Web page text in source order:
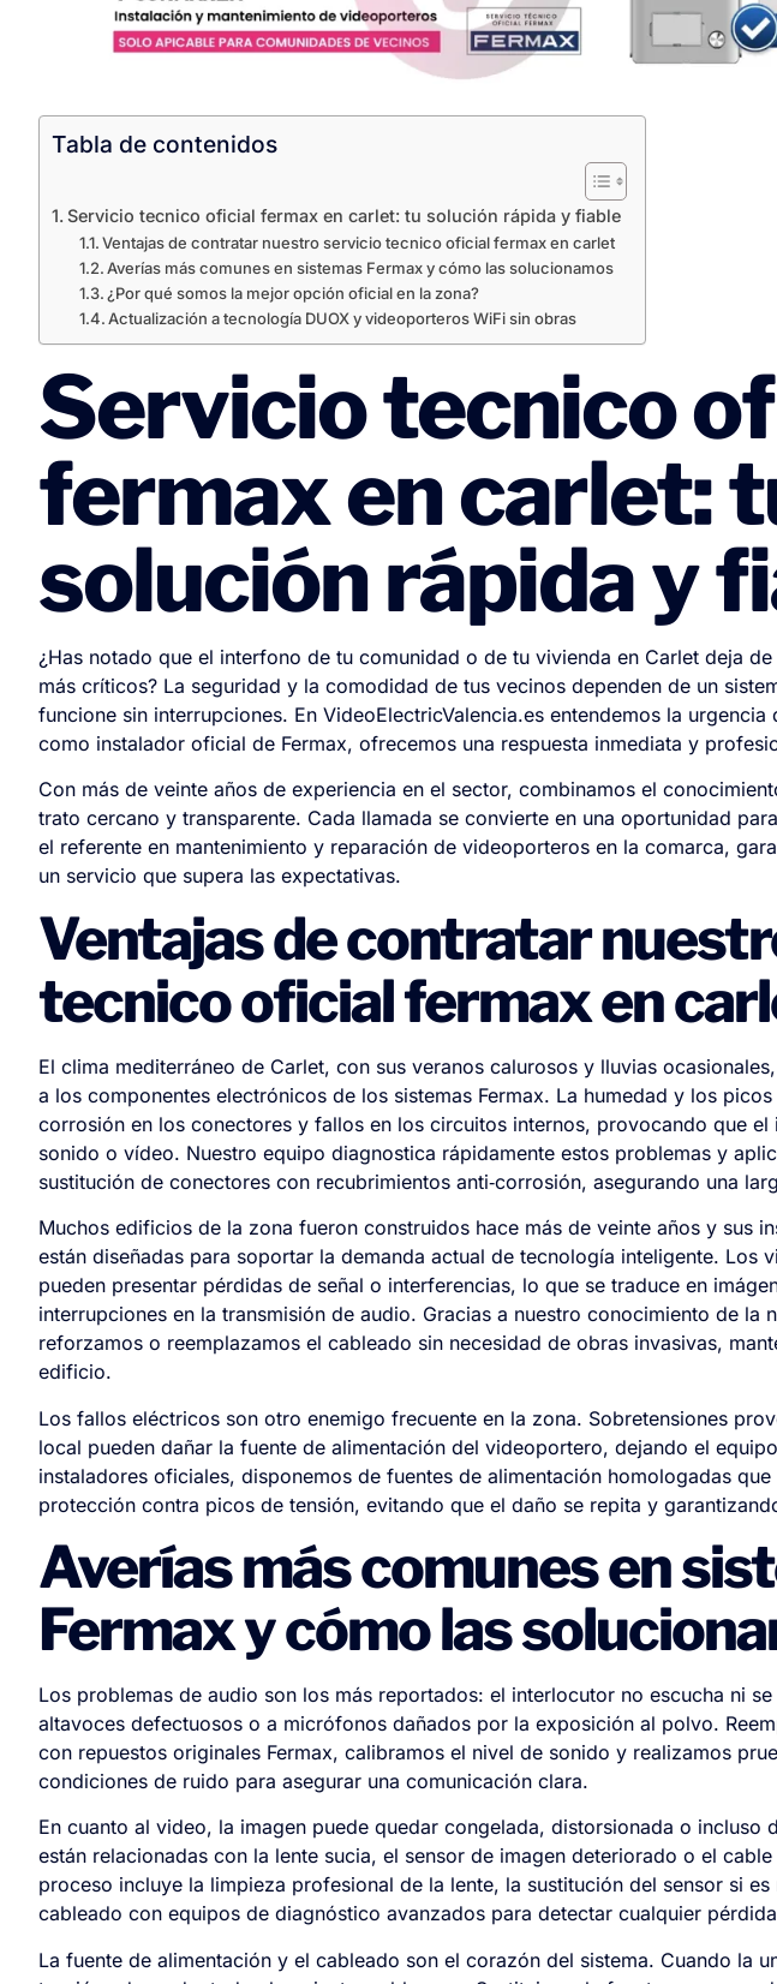
Tabla de contenidos
Servicio tecnico oficial fermax en carlet: tu solución rápida y fiable
Ventajas de contratar nuestro servicio tecnico oficial fermax en carlet
Averías más comunes en sistemas Fermax y cómo las solucionamos
¿Por qué somos la mejor opción oficial en la zona?
Actualización a tecnología DUOX y videoporteros WiFi sin obras
Servicio tecnico
fermax en carlet:
solución rápida y
¿Has notado que el interfono de tu comunidad o de tu vivienda en Carlet deja
más críticos? La seguridad y la comodidad de tus vecinos dependen de un
funcione sin interrupciones. En VideoElectricValencia.es entendemos la urgencia
como instalador oficial de Fermax, ofrecemos una respuesta inmediata y
Con más de veinte años de experiencia en el sector, combinamos el
trato cercano y transparente. Cada llamada se convierte en una oportunidad
el referente en mantenimiento y reparación de videoporteros en la comarca,
un servicio que supera las expectativas.
Ventajas de contratar
tecnico oficial fermax en
El clima mediterráneo de Carlet, con sus veranos calurosos y lluvias
a los componentes electrónicos de los sistemas Fermax. La humedad y los
corrosión en los conectores y fallos en los circuitos internos, provocando que
sonido o vídeo. Nuestro equipo diagnostica rápidamente estos problemas y
sustitución de conectores con recubrimientos anti‑corrosión, asegurando una
Muchos edificios de la zona fueron construidos hace más de veinte años y sus
están diseñadas para soportar la demanda actual de tecnología inteligente. Los
pueden presentar pérdidas de señal o interferencias, lo que se traduce en
interrupciones en la transmisión de audio. Gracias a nuestro conocimiento de la
reforzamos o reemplazamos el cableado sin necesidad de obras invasivas,
edificio.
Los fallos eléctricos son otro enemigo frecuente en la zona. Sobretensiones
local pueden dañar la fuente de alimentación del videoportero, dejando el
instaladores oficiales, disponemos de fuentes de alimentación homologadas
protección contra picos de tensión, evitando que el daño se repita y
Averías más comunes en
Fermax y cómo las
Los problemas de audio son los más reportados: el interlocutor no escucha ni
altavoces defectuosos o a micrófonos dañados por la exposición al polvo.
con repuestos originales Fermax, calibramos el nivel de sonido y realizamos
condiciones de ruido para asegurar una comunicación clara.
En cuanto al video, la imagen puede quedar congelada, distorsionada o incluso
están relacionadas con la lente sucia, el sensor de imagen deteriorado o el
proceso incluye la limpieza profesional de la lente, la sustitución del sensor si
cableado con equipos de diagnóstico avanzados para detectar cualquier
La fuente de alimentación y el cableado son el corazón del sistema. Cuando la